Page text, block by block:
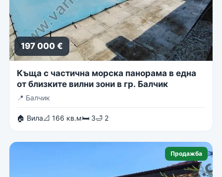
197 000 €
Къща с частична морска панорама в една
от близките вилни зони в гр. Балчик
📍 Балчик
🏠 Вила📐 166 кв.м🛏 3🛁 2
Продажба